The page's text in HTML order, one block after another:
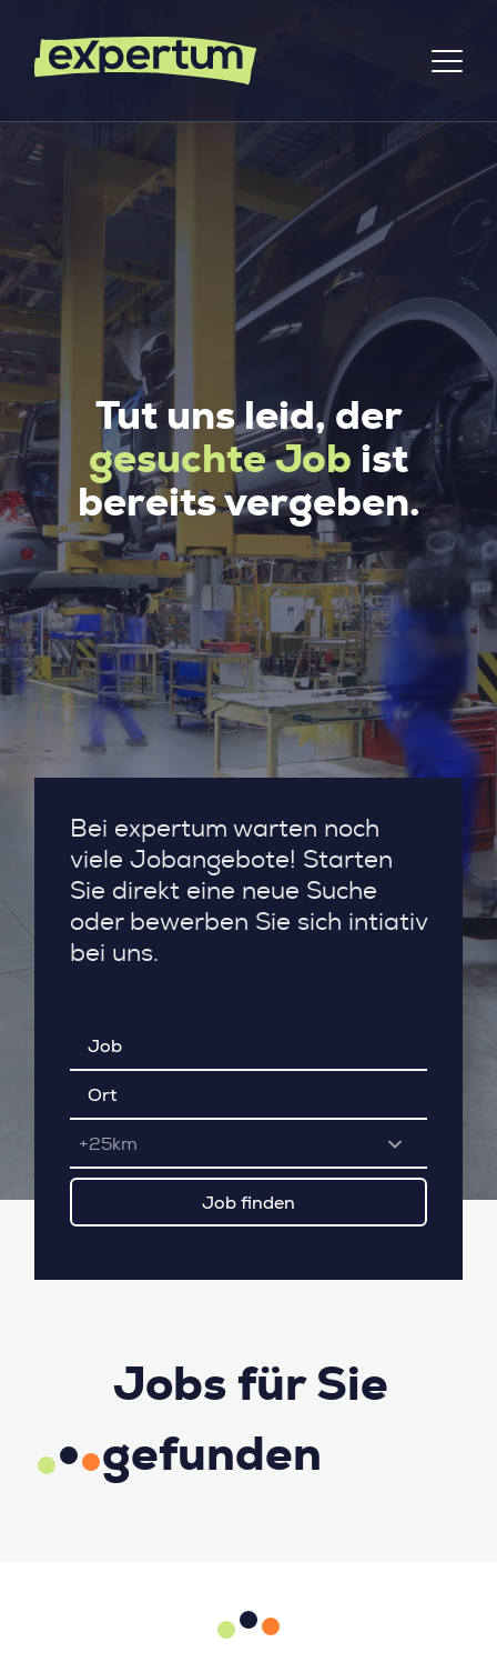
Tut uns leid, der
gesuchte Job ist
bereits vergeben.
Bei expertum warten noch
viele Jobangebote! Starten
Sie direkt eine neue Suche
oder bewerben Sie sich intiativ
bei uns.
+25km